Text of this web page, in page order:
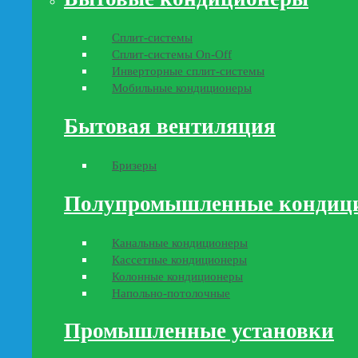
Сплит-системы
Сплит-системы On-Off
Инверторные сплит-системы
Мобильные кондиционеры
Бытовая вентиляция
Бризеры
Полупромышленные
Канальные кондиционеры
Кассетные кондиционеры
Колонные кондиционеры
Напольно-потолочные
Промышленные установки